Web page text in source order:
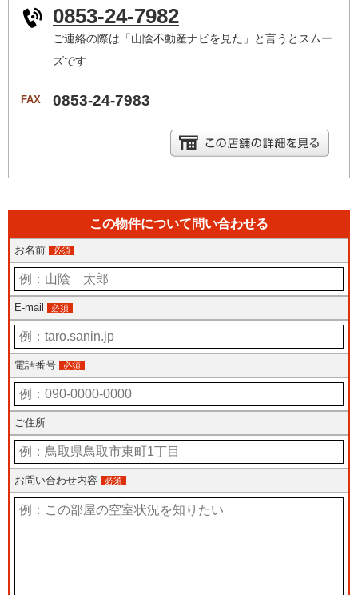
0853-24-7982
ご連絡の際は「山陰不動産ナビを見た」と言うとスムー
ズです
FAX 0853-24-7983